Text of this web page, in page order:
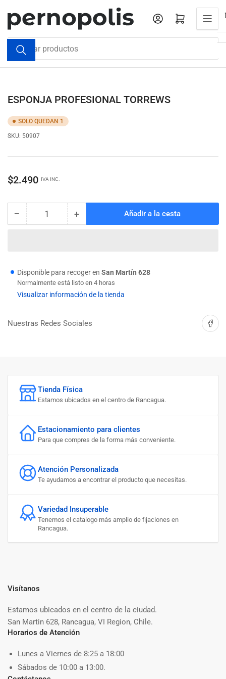
contenido
Buscar
productos
Iniciar sesiónAbrir cesta pequeña
ESPONJA PROFESIONAL TORREWS
SOLO QUEDAN 1
SKU: 50907
Precio
$2.490 IVA INC.
− Reducir
TORREWS
Cantidad +Aumentar
TORREWS
Añadir a la cesta
Disponible para recoger en San Martín 628
Normalmente está listo en 4 horas
Visualizar información de la tienda
Nuestras Redes Sociales Compartir
Tienda Física
Estamos ubicados en el centro de Rancagua.
Estacionamiento para clientes
Para que compres de la forma más conveniente.
Atención Personalizada
Te ayudamos a encontrar el producto que necesitas.
Variedad Insuperable
Tenemos el catalogo más amplio de fijaciones en
Rancagua.
Visítanos
Estamos ubicados en el centro de la ciudad.
San Martin 628, Rancagua, VI Region, Chile.
Horarios de Atención
Lunes a Viernes de 8:25 a 18:00
Sábados de 10:00 a 13:00.